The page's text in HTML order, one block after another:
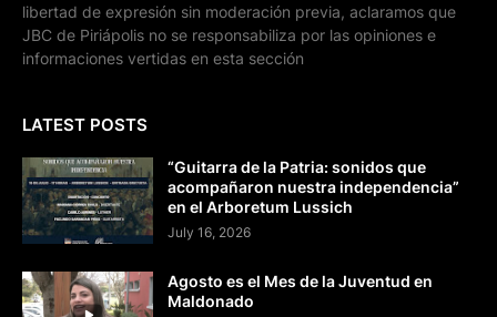
libertad de expresión sin moderación previa, aclaramos que
JBC de Piriápolis no se responsabiliza por las opiniones e
informaciones vertidas en esta sección
LATEST POSTS
“Guitarra de la Patria: sonidos que
acompañaron nuestra independencia”
en el Arboretum Lussich
July 16, 2026
Agosto es el Mes de la Juventud en
Maldonado